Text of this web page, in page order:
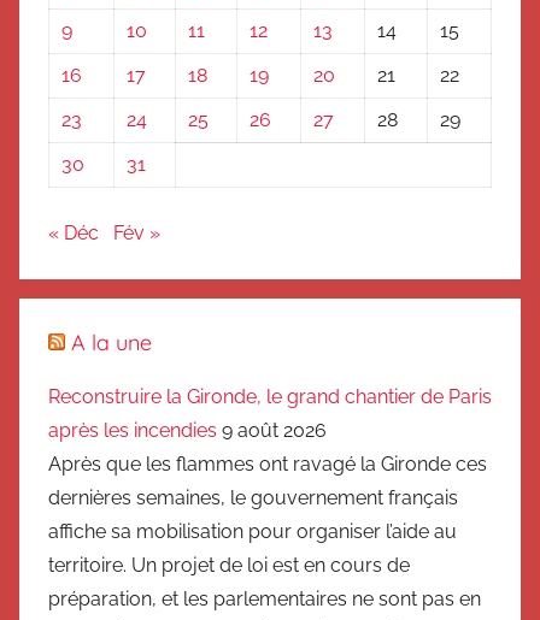
9
10 11 12 13 14
15
16
17 18 19 20 21
22
23
24 25 26 27 28
29
30
31
« Déc Fév »
A la une
Reconstruire la Gironde, le grand chantier de Paris
après les incendies 9 août 2026
Après que les flammes ont ravagé la Gironde ces
dernières semaines, le gouvernement français
affiche sa mobilisation pour organiser l’aide au
territoire. Un projet de loi est en cours de
préparation, et les parlementaires ne sont pas en